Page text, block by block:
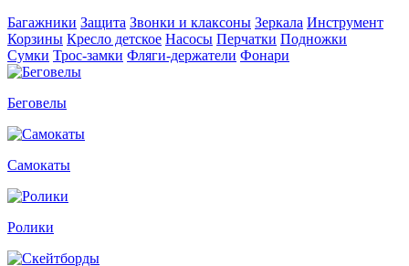
Багажники Защита Звонки и клаксоны Зеркала Инструмент
Корзины Кресло детское Насосы Перчатки Подножки
Сумки Трос-замки Фляги-держатели Фонари
Беговелы
Самокаты
Ролики